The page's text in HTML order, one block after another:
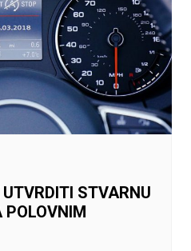
STVARNU
POLOVNIM